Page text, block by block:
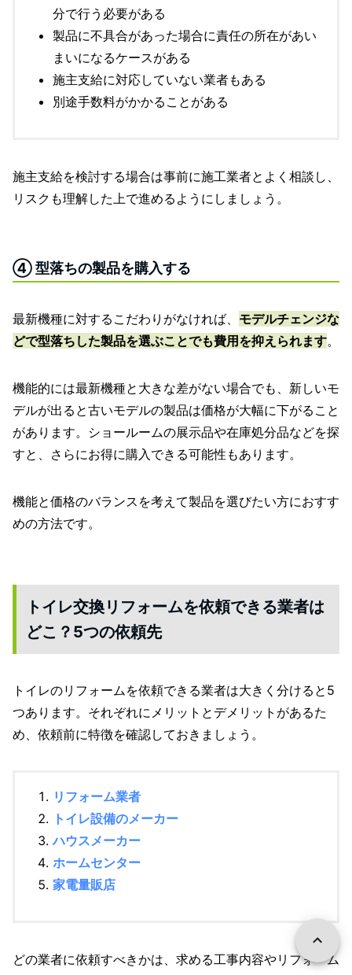
分で行う必要がある
製品に不具合があった場合に責任の所在があい
まいになるケースがある
施主支給に対応していない業者もある
別途手数料がかかることがある
施主支給を検討する場合は事前に施工業者とよく相談し、
リスクも理解した上で進めるようにしましょう。
④ 型落ちの製品を購入する
最新機種に対するこだわりがなければ、 モデルチェンジな
どで型落ちした製品を選ぶことでも費用を抑えられます。
機能的には最新機種と大きな差がない場合でも、新しいモ
デルが出ると古いモデルの製品は価格が大幅に下がること
があります。ショールームの展示品や在庫処分品などを探
すと、さらにお得に購入できる可能性もあります。
機能と価格のバランスを考えて製品を選びたい方におすす
めの方法です。
トイレ交換リフォームを依頼できる業者は
どこ？5つの依頼先
トイレのリフォームを依頼できる業者は大きく分けると5
つあります。それぞれにメリットとデメリットがあるた
め、依頼前に特徴を確認しておきましょう。
リフォーム業者
トイレ設備のメーカー
ハウスメーカー
ホームセンター
家電量販店
どの業者に依頼すべきかは、求める工事内容やリフォーム